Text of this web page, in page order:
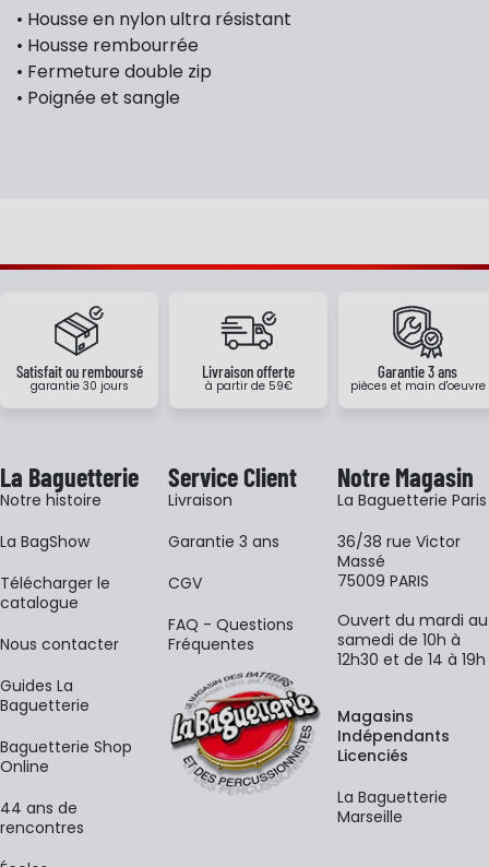
• Housse en nylon ultra résistant
• Housse rembourrée
• Fermeture double zip
• Poignée et sangle
Satisfait ou remboursé
garantie 30 jours
Livraison offerte
à partir de 59€
Garantie 3 ans
pièces et main d'oeuvre
La Baguetterie
Notre histoire
La BagShow
​Télécharger le
catalogue
Nous contacter
Guides La
Baguetterie
Baguetterie Shop
Online
44 ans de
rencontres
Service Client
Livraison
Garantie 3 ans
CGV
FAQ - Questions
Fréquentes
Notre Magasin
La Baguetterie Paris
36/38 rue Victor
Massé
75009 PARIS
Ouvert du mardi au
samedi de 10h à
12h30 et de 14 à 19h
Magasins
Indépendants
Licenciés
La Baguetterie
Marseille